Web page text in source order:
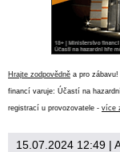
Hrajte zodpovědně a pro
financí varuje: Účastí na
registrací u provozovatele - více
15.07.2024 12:49 |